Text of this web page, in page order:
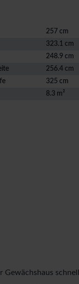
257 cm
323.1 cm
248.9 cm
256.4 cm
325 cm
8.3 m²
Gewächshaus